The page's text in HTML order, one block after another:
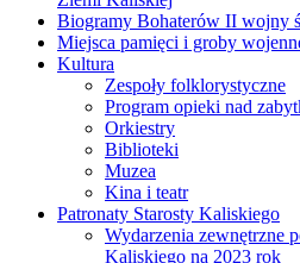
Biogramy Bohaterów II wojny
Miejsca pamięci i groby
Kultura
Zespoły folklorystyczne
Program opieki nad
Orkiestry
Biblioteki
Muzea
Kina i teatr
Patronaty Starosty Kaliskiego
Wydarzenia zewnętrzne
Kaliskiego na 2023 rok